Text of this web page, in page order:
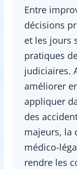
Entre
décisions
et les jours
pratiques
judiciaires.
améliorer
appliquer
des
majeurs, la
médico-
rendre les